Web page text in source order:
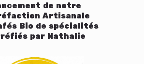
de notre
Artisanale
Bio de spécialités
par Nathalie